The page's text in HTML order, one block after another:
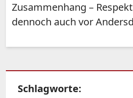
Zusammenhang –
dennoch auch vor
Schlagworte: